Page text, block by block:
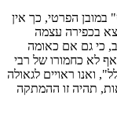
הפרטי, כך אין
בכפירה עצמה
כי גם אם כאומה
לא כחמורו של רבי
ואנו ראויים לגאולה
תהיה זו ההמתקה